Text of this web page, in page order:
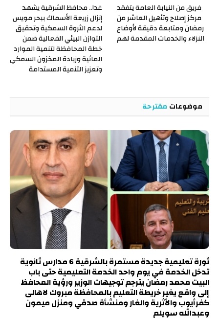
فريق من النيابة العامة يتفقد
مركز إصلاح وتأهيل العاشر من
رمضان ومتابعة دقيقة لأوضاع
النزلاء والخدمات المقدمة لهم
غدا.. محافظ الشرقية يشهد
إنزال زريعة الأسماك ببحر مويس
لدعم الثروة السمكية وتحقيق
التوازن البيئي الفعالية ضمن
خطة المحافظة لتنمية الموارد
المائية وزيادة المخزون السمكي
وتعزيز التنمية المستدامة
موضوعات مقترحة
ثورة تعليمية جديدة مستمرة بالشرقية 6 مدارس ثانوية
تدخل الخدمة في يوم واحد الخدمة التعليمية حتى باب
البيت محمد رمضان يترجم توجيهات الوزير ورؤية المحافظ
إلى واقع يغير خريطة التعليم بالمحافظة مبروك لاهالى
كفرأيوب والأثرية والغار ومنشأة صدقي ومنزل ميمون
وعبدالله سويلم